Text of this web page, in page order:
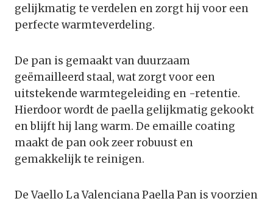
gelijkmatig te verdelen en zorgt hij voor een
perfecte warmteverdeling.
De pan is gemaakt van duurzaam
geëmailleerd staal, wat zorgt voor een
uitstekende warmtegeleiding en -retentie.
Hierdoor wordt de paella gelijkmatig gekookt
en blijft hij lang warm. De emaille coating
maakt de pan ook zeer robuust en
gemakkelijk te reinigen.
De Vaello La Valenciana Paella Pan is voorzien